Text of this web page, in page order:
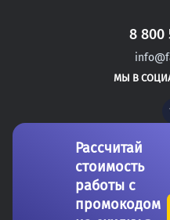
САНКТ-
8 800
МЫ В
Рассчитай
стоимость
работы с
промокодом